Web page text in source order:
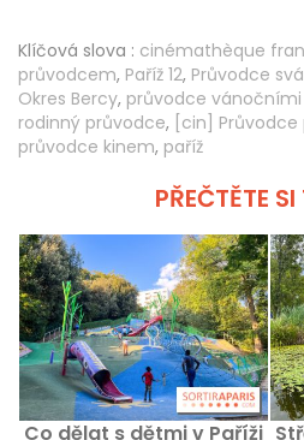
Klíčová slova : cinémathèque
průvodcem, Paříž 12, Průvodce
Okres Bercy, průvodce
rodinný průvodce, [cin]
průvodce kinem, paříž
PŘEČTĚTE
Co dělat s dětmi v Paříži